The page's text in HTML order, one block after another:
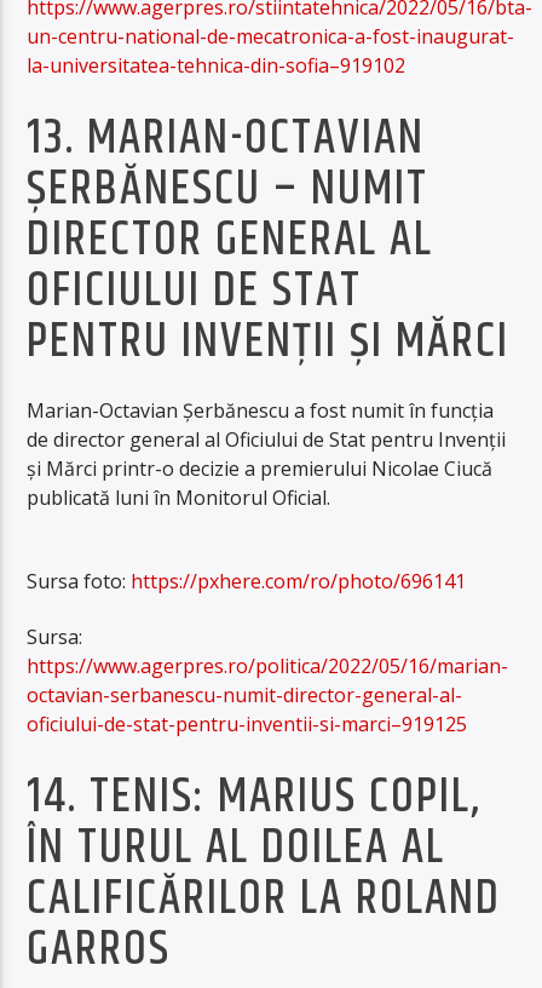
https://www.agerpres.ro/stiintatehnica/2022/05/16/bta-
un-centru-national-de-mecatronica-a-fost-inaugurat-
la-universitatea-tehnica-din-sofia–919102
13. MARIAN-OCTAVIAN
ŞERBĂNESCU – NUMIT
DIRECTOR GENERAL AL
OFICIULUI DE STAT
PENTRU INVENŢII ŞI MĂRCI
Marian-Octavian Şerbănescu a fost numit în funcţia
de director general al Oficiului de Stat pentru Invenţii
şi Mărci printr-o decizie a premierului Nicolae Ciucă
publicată luni în Monitorul Oficial.
Sursa foto: https://pxhere.com/ro/photo/696141
Sursa:
https://www.agerpres.ro/politica/2022/05/16/marian-
octavian-serbanescu-numit-director-general-al-
oficiului-de-stat-pentru-inventii-si-marci–919125
14. TENIS: MARIUS COPIL,
ÎN TURUL AL DOILEA AL
CALIFICĂRILOR LA ROLAND
GARROS